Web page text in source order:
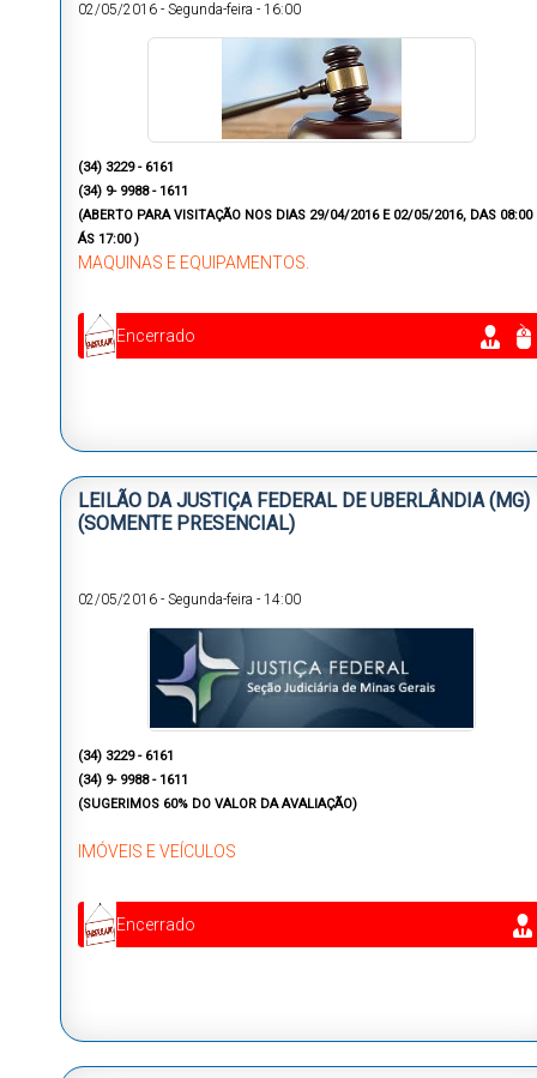
02/05/2016 - Segunda-feira - 16:00
(34) 3229 - 6161
(34) 9- 9988 - 1611
(ABERTO PARA VISITAÇÃO NOS DIAS 29/04/2016 E 02/05/2016, DAS 08:00
ÁS 17:00)
MAQUINAS E EQUIPAMENTOS.
Encerrado
LEILÃO DA JUSTIÇA FEDERAL DE UBERLÂNDIA (MG)
(SOMENTE PRESENCIAL)
02/05/2016 - Segunda-feira - 14:00
(34) 3229 - 6161
(34) 9- 9988 - 1611
(SUGERIMOS 60% DO VALOR DA AVALIAÇÃO)
IMÓVEIS E VEÍCULOS
Encerrado